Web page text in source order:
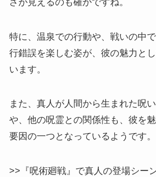
特に、 温泉での行動や、戦いの中
行錯誤を楽しむ姿が、彼の魅力と
います。
また、真人が人間から生まれた呪
や、他の呪霊との関係性も、彼を
要因の一つとなっているようです。
>>『呪術廻戦』で真人の登場シー